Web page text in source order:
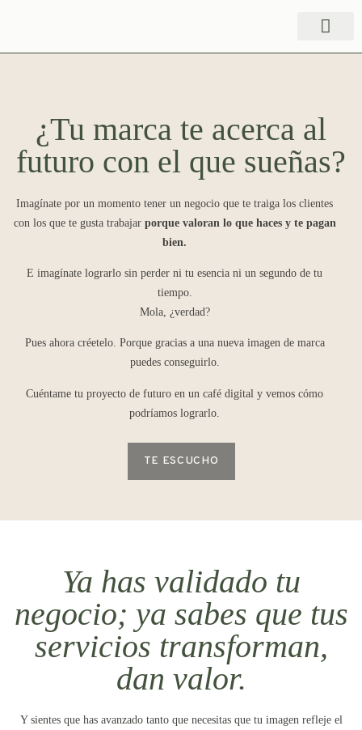
¿Tu marca te acerca al
futuro con el que sueñas?
Imagínate por un momento tener un negocio que te traiga los clientes
con los que te gusta trabajarporque valoran lo que haces y te pagan
bien.
E imagínate lograrlo sin perder ni tu esencia ni un segundo de tu
tiempo.
Mola, ¿verdad?
Pues ahora créetelo. Porque gracias a una nueva imagen de marca
puedes conseguirlo.
Cuéntame tu proyecto de futuro en un café digital y vemos cómo
podríamos lograrlo.
TE ESCUCHO
Ya has validado tu
negocio; ya sabes que tus
servicios transforman,
dan valor.
Y sientes que has avanzado tanto que necesitas que tu imagen refleje el